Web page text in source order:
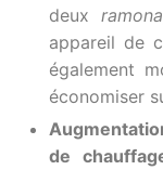
deux
appareil de
également
économiser
de